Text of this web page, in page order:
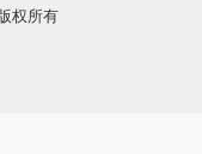
版权所有